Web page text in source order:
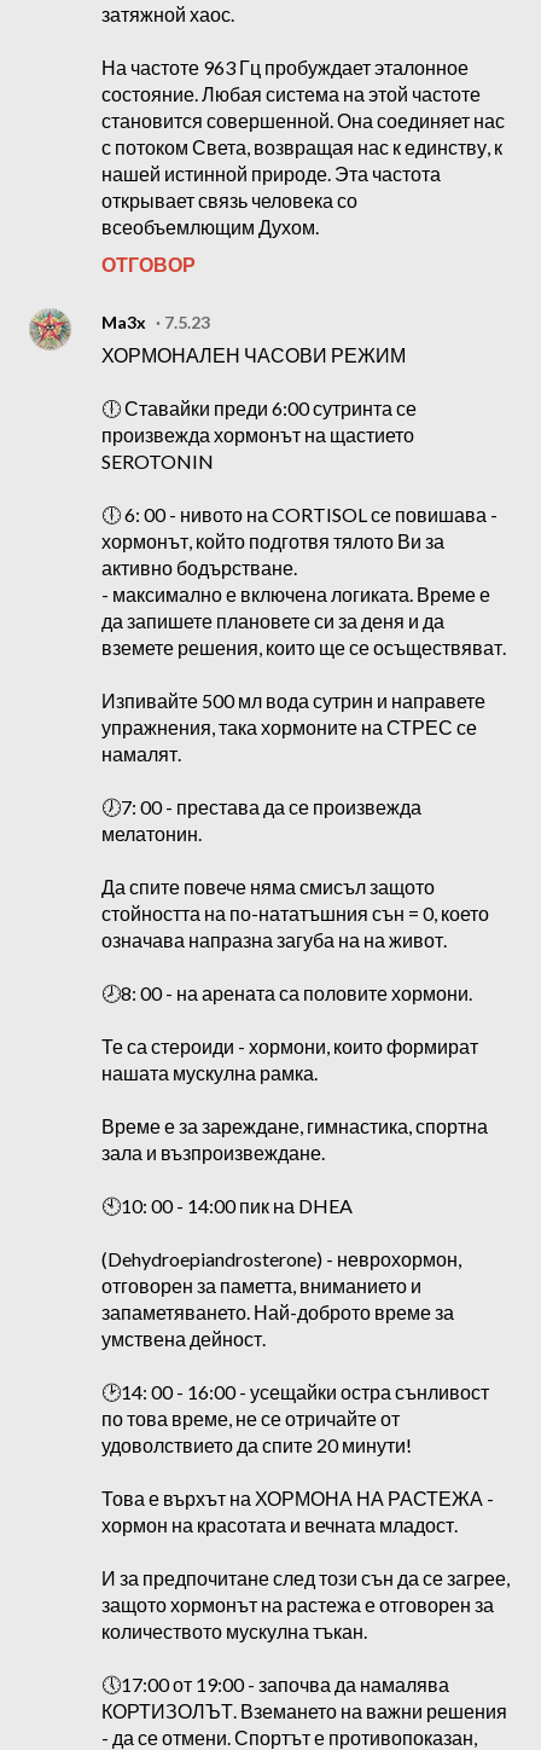
затяжной хаос.
На частоте 963 Гц пробуждает эталонное
состояние. Любая система на этой частоте
становится совершенной. Она соединяет нас
с потоком Света, возвращая нас к единству, к
нашей истинной природе. Эта частота
открывает связь человека со
всеобъемлющим Духом.
ОТГОВОР
Ma3x 7.5.23
ХОРМОНАЛЕН ЧАСОВИ РЕЖИМ
🕕 Ставайки преди 6:00 сутринта се
произвежда хормонът на щастието
SEROTONIN
🕕 6: 00 - нивото на CORTISOL се повишава -
хормонът, който подготвя тялото Ви за
активно бодърстване.
- максимално е включена логиката. Време е
да запишете плановете си за деня и да
вземете решения, които ще се осъществяват.
Изпивайте 500 мл вода сутрин и направете
упражнения, така хормоните на СТРЕС се
намалят.
🕖7: 00 - престава да се произвежда
мелатонин.
Да спите повече няма смисъл защото
стойността на по-нататъшния сън = 0, което
означава напразна загуба на на живот.
🕗8: 00 - на арената са половите хормони.
Те са стероиди - хормони, които формират
нашата мускулна рамка.
Време е за зареждане, гимнастика, спортна
зала и възпроизвеждане.
🕙10: 00 - 14:00 пик на DHEA
(Dehydroepiandrosterone) - неврохормон,
отговорен за паметта, вниманието и
запаметяването. Най-доброто време за
умствена дейност.
🕑14: 00 - 16:00 - усещайки остра сънливост
по това време, не се отричайте от
удоволствието да спите 20 минути!
Това е върхът на ХОРМОНА НА РАСТЕЖА -
хормон на красотата и вечната младост.
И за предпочитане след този сън да се загрее,
защото хормонът на растежа е отговорен за
количеството мускулна тъкан.
🕔17:00 от 19:00 - започва да намалява
КОРТИЗОЛЪТ. Вземането на важни решения
- да се отмени. Спортът е противопоказан,